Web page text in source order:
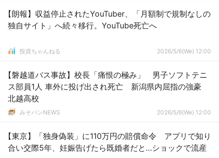
【朗報】収益停止されたYouTuber、「月額制で規制なしの
独自サイト」へ続々移行。YouTube死亡へ
投資ちゃんねる 2026/5/6(We) 12:00
【磐越道バス事故】校長「痛恨の極み」 男子ソフトテニ
ス部員1人 車外に投げ出され死亡 新潟県内屈指の強豪
北越高校
みそパンNEWS 2026/5/6(We) 12:00
【東京】「独身偽装」に110万円の賠償命令 アプリで知り
合い交際5年、妊娠告げたら既婚者だと…ショックで流産